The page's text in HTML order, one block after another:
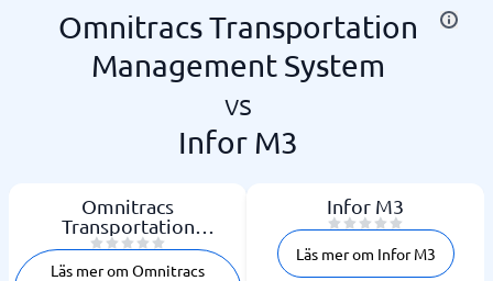
Omnitracs Transportation
Management System
vs
Infor M3
Omnitracs
Transportation
Management System
Läs mer om Omnitracs
Infor M3
Läs mer om Infor M3